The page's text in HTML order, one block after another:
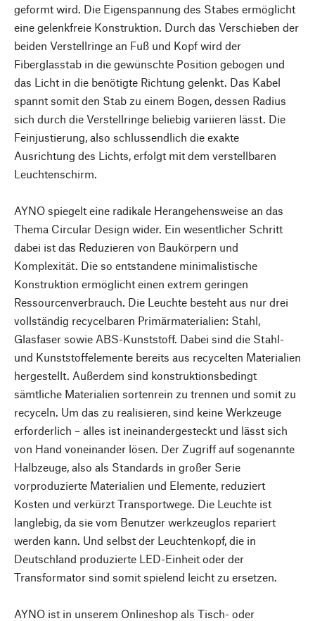
geformt wird. Die Eigenspannung des Stabes ermöglicht
eine gelenkfreie Konstruktion. Durch das Verschieben der
beiden Verstellringe an Fuß und Kopf wird der
Fiberglasstab in die gewünschte Position gebogen und
das Licht in die benötigte Richtung gelenkt. Das Kabel
spannt somit den Stab zu einem Bogen, dessen Radius
sich durch die Verstellringe beliebig variieren lässt. Die
Feinjustierung, also schlussendlich die exakte
Ausrichtung des Lichts, erfolgt mit dem verstellbaren
Leuchtenschirm.
AYNO spiegelt eine radikale Herangehensweise an das
Thema Circular Design wider. Ein wesentlicher Schritt
dabei ist das Reduzieren von Baukörpern und
Komplexität. Die so entstandene minimalistische
Konstruktion ermöglicht einen extrem geringen
Ressourcenverbrauch. Die Leuchte besteht aus nur drei
vollständig recycelbaren Primärmaterialien: Stahl,
Glasfaser sowie ABS-Kunststoff. Dabei sind die Stahl-
und Kunststoffelemente bereits aus recycelten Materialien
hergestellt. Außerdem sind konstruktionsbedingt
sämtliche Materialien sortenrein zu trennen und somit zu
recyceln. Um das zu realisieren, sind keine Werkzeuge
erforderlich – alles ist ineinandergesteckt und lässt sich
von Hand voneinander lösen. Der Zugriff auf sogenannte
Halbzeuge, also als Standards in großer Serie
vorproduzierte Materialien und Elemente, reduziert
Kosten und verkürzt Transportwege. Die Leuchte ist
langlebig, da sie vom Benutzer werkzeuglos repariert
werden kann. Und selbst der Leuchtenkopf, die in
Deutschland produzierte LED-Einheit oder der
Transformator sind somit spielend leicht zu ersetzen.
AYNO ist in unserem Onlineshop als Tisch- oder